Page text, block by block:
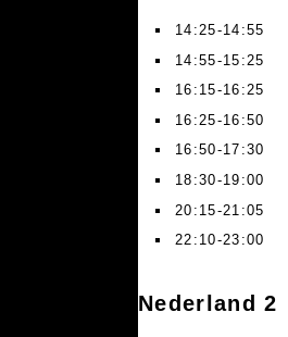
14:25-14:55
14:55-15:25
16:15-16:25
16:25-16:50
16:50-17:30
18:30-19:00
20:15-21:05
22:10-23:00
Nederland 2